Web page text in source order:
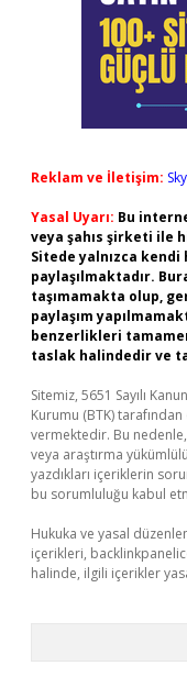
Reklam ve İletişim:
Yasal Uyarı: Bu
veya şahıs şirketi ile
Sitede yalnızca kendi
paylaşılmaktadır.
taşımamakta olup,
paylaşım
benzerlikleri
taslak halindedir ve
Sitemiz, 5651 Sayılı
Kurumu (BTK)
vermektedir. Bu
veya araştırma
yazdıkları içeriklerin
bu sorumluluğu kabul
Hukuka ve yasal
içerikleri,
halinde, ilgili içerikler